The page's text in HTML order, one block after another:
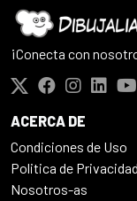
¡Conecta con
ACERCA DE
Condiciones de Uso
Politica de Privacidad
Nosotros-as